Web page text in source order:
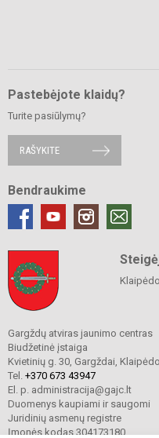
Pastebėjote klaidų?
Turite pasiūlymų?
RAŠYKITE
Bendraukime
Gargždų atviras jaunimo centras
Biudžetinė įstaiga
Kvietinių g. 30, Gargždai,
Tel. +370 673 43947
El. p. administracija@gajc.lt
Duomenys kaupiami ir saugomi
Juridinių asmenų registre
Įmonės kodas 304173180